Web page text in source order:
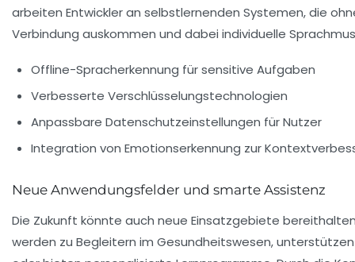
arbeiten Entwickler an selbstlernenden Systemen, die
Verbindung auskommen und dabei individuelle
Offline-Spracherkennung für sensitive Aufgaben
Verbesserte Verschlüsselungstechnologien
Anpassbare Datenschutzeinstellungen für Nutzer
Integration von Emotionserkennung zur
Neue Anwendungsfelder und smarte Assistenz
Die Zukunft könnte auch neue Einsatzgebiete
werden zu Begleitern im Gesundheitswesen,